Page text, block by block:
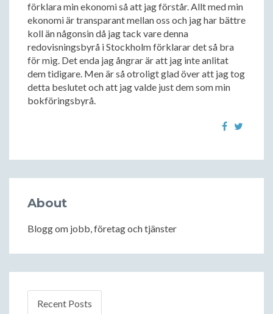
förklara min ekonomi så att jag förstår. Allt med min
ekonomi är transparant mellan oss och jag har bättre
koll än någonsin då jag tack vare denna
redovisningsbyrå i Stockholm förklarar det så bra
för mig. Det enda jag ångrar är att jag inte anlitat
dem tidigare. Men är så otroligt glad över att jag tog
detta beslutet och att jag valde just dem som min
bokföringsbyrå.
About
Blogg om jobb, företag och tjänster
Recent Posts